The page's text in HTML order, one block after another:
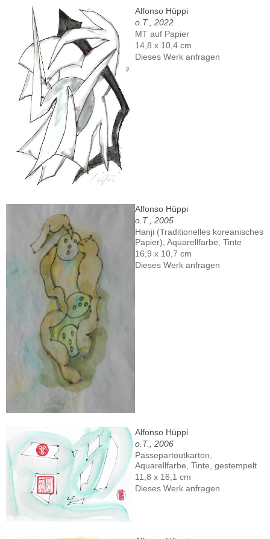
Alfonso Hüppi
o.T., 2022
MT auf Papier
14,8 x 10,4 cm
Dieses Werk anfragen
Alfonso Hüppi
o.T., 2005
Hanji (Traditionelles koreanisches
Papier), Aquarellfarbe, Tinte
16,9 x 10,7 cm
Dieses Werk anfragen
Alfonso Hüppi
o.T., 2006
Passepartoutkarton,
Aquarellfarbe, Tinte, gestempelt
11,8 x 16,1 cm
Dieses Werk anfragen